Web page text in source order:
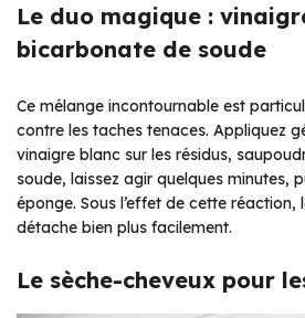
Le duo magique :
bicarbonate de soude
Ce mélange incontournable est
contre les taches tenaces. Appliquez
vinaigre blanc sur les résidus,
soude, laissez agir quelques minutes,
éponge. Sous l’effet de cette réaction,
détache bien plus facilement.
Le sèche-cheveux pour